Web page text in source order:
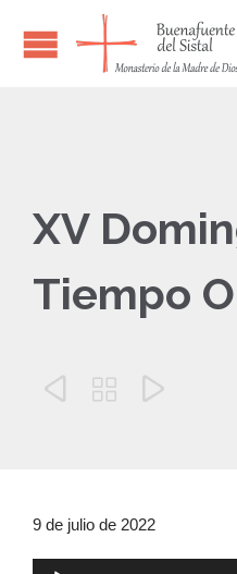
XV
Tiempo
  
9 de julio de 2022